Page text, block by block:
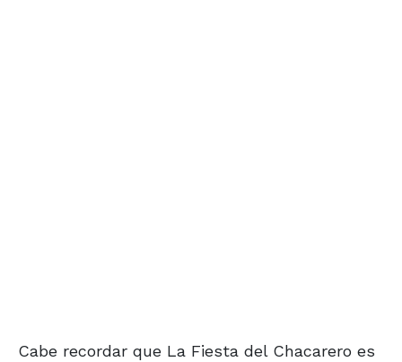
Cabe recordar que La Fiesta del Chacarero es